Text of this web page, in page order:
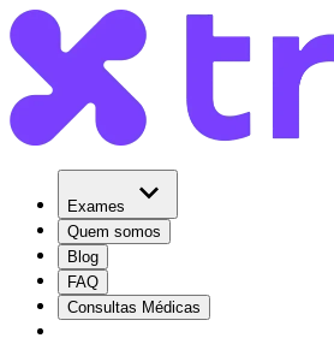
Exames
Quem somos
Blog
FAQ
Consultas Médicas